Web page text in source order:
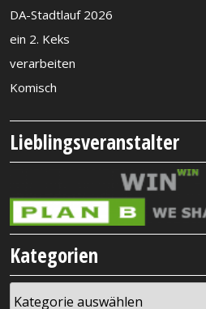
DA-Stadtlauf 2026
ein 2. Keks
verarbeiten
Komisch
Lieblingsveranstalter
Kategorien